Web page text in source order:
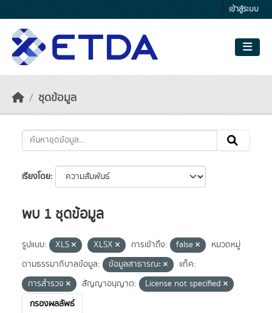
เข้าสู่ระบบ
ชุดข้อมูล
เรียงโดย
พบ 1 ชุดข้อมูล
รูปแบบ: XLS XLSX การเข้าถึง: false
หมวดหมู่
ตามธรรมาภิบาลข้อมูล:
ข้อมูลสาธารณะ
แท็ค:
การสำรวจ
สัญญาอนุญาต:
License not specified
กรองผลลัพธ์